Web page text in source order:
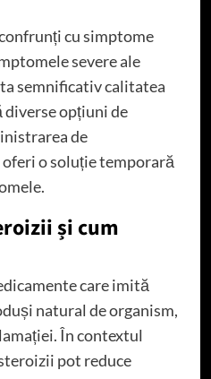
cu simptome
severe ale
semnificativ calitatea
opțiuni de
de
o soluție temporară
și cum
care imită
natural de organism,
În contextul
pot reduce